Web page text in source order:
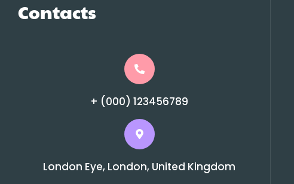
Contacts
+ (000) 123456789
London Eye, London, United Kingdom